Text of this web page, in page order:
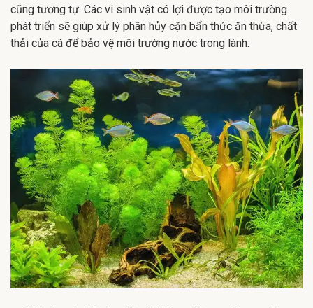
cũng tương tự. Các vi sinh vật có lợi được tạo môi trường
phát triển sẽ giúp xử lý phân hủy cặn bẩn thức ăn thừa, chất
thải của cá để bảo vệ môi trường nước trong lành.